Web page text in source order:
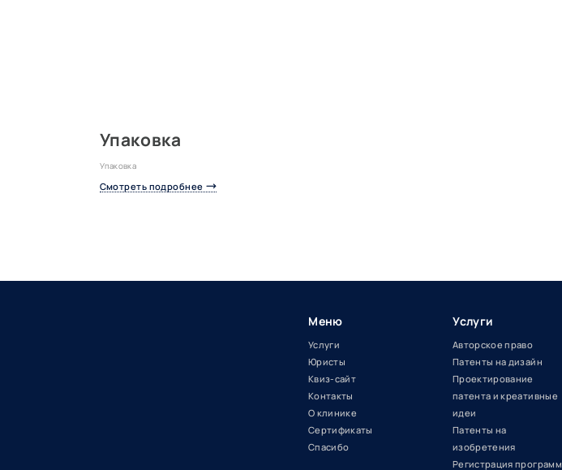
Упаковка
Упаковка
Смотреть подробнее
Меню
Услуги
Юристы
Квиз-сайт
Контакты
О клинике
Сертификаты
Спасибо
Услуги
Авторское право
Патенты на дизайн
Проектирование
патента и креативные
идеи
Патенты на
изобретения
Регистрация программ